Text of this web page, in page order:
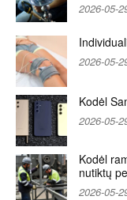
2026-05-
2026-05-
Kodėl
2026-05-
Kodėl
nutiktų
2026-05-